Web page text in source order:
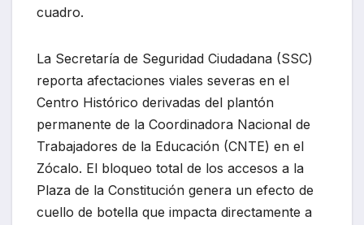
cuadro.
La Secretaría de Seguridad Ciudadana (SSC)
reporta afectaciones viales severas en el
Centro Histórico derivadas del plantón
permanente de la Coordinadora Nacional de
Trabajadores de la Educación (CNTE) en el
Zócalo. El bloqueo total de los accesos a la
Plaza de la Constitución genera un efecto de
cuello de botella que impacta directamente a